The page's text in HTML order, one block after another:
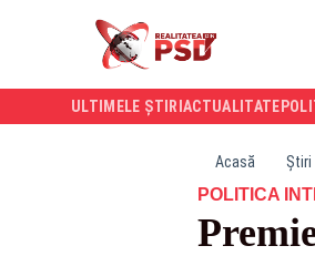
ULTIMELE ȘTIRI ACTUALITATE
Acasă Știri
POLITICA